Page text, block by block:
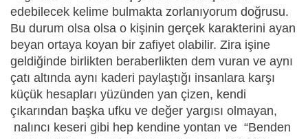
edebilecek kelime bulmakta zorlanıyorum doğrusu.
Bu durum olsa olsa o kişinin gerçek karakterini ayan
beyan ortaya koyan bir zafiyet olabilir. Zira işine
geldiğinde birlikten beraberlikten dem vuran ve aynı
çatı altında aynı kaderi paylaştığı insanlara karşı
küçük hesapları yüzünden yan çizen, kendi
çıkarından başka ufku ve değer yargısı olmayan,
nalıncı keseri gibi hep kendine yontan ve “Benden